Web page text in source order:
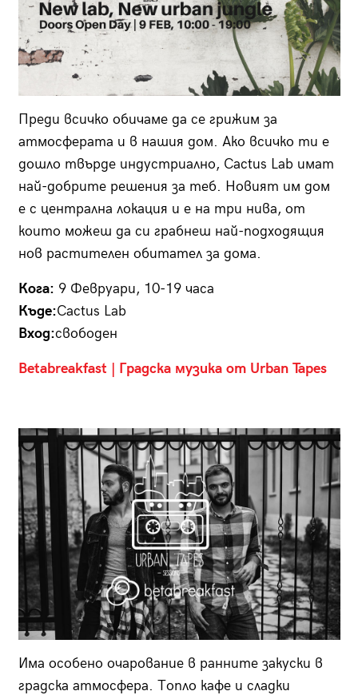
Преди всичко обичаме да се грижим за
атмосферата и в нашия дом. Ако всичко ти е
дошло твърде индустриално, Cactus Lab имат
най-добрите решения за теб. Новият им дом
е с централна локация и е на три нива, от
които можеш да си грабнеш най-подходящия
нов растителен обитател за дома.
Кога: 9 Февруари, 10-19 часа
Къде:Cactus Lab
Вход:свободен
Betabreakfast | Градска музика от Urban Tapes
Има особено очарование в ранните закуски в
градска атмосфера. Топло кафе и сладки